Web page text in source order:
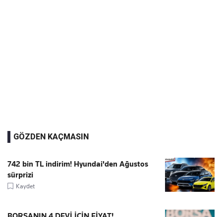
GÖZDEN KAÇMASIN
742 bin TL indirim! Hyundai'den Ağustos
sürprizi
Kaydet